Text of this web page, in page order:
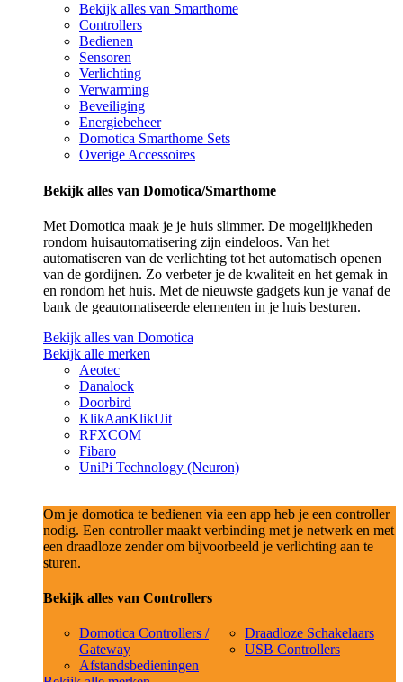
Bekijk alles van Smarthome
Controllers
Bedienen
Sensoren
Verlichting
Verwarming
Beveiliging
Energiebeheer
Domotica Smarthome Sets
Overige Accessoires
Bekijk alles van Domotica/Smarthome
Met Domotica maak je je huis slimmer. De mogelijkheden
rondom huisautomatisering zijn eindeloos. Van het
automatiseren van de verlichting tot het automatisch openen
van de gordijnen. Zo verbeter je de kwaliteit en het gemak in
en rondom het huis. Met de nieuwste gadgets kun je vanaf de
bank de geautomatiseerde elementen in je huis besturen.
Bekijk alles van Domotica
Bekijk alle merken
Aeotec
Danalock
Doorbird
KlikAanKlikUit
RFXCOM
Fibaro
UniPi Technology (Neuron)
Om je domotica te bedienen via een app heb je een controller
nodig. Een controller maakt verbinding met je netwerk en met
een draadloze zender om bijvoorbeeld je verlichting aan te
sturen.
Bekijk alles van Controllers
Domotica Controllers /
Gateway
Afstandsbedieningen
Draadloze Schakelaars
USB Controllers